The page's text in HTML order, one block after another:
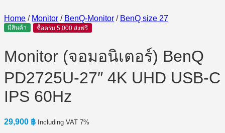
Home / Monitor / BenQ-Monitor / BenQ size 27
มีสินค้า ซื้อครบ 5,000 ส่งฟรี
Monitor (จอมอนิเตอร์) BenQ
PD2725U-27″ 4K UHD USB-C
IPS 60Hz
29,900 ฿ Including VAT 7%